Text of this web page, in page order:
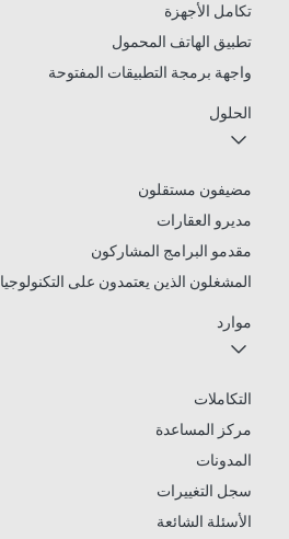
تكامل الأجهزة
تطبيق الهاتف المحمول
واجهة برمجة التطبيقات المفتوحة
الحلول
مضيفون مستقلون
مديرو العقارات
مقدمو البرامج المشاركون
المشغلون الذين يعتمدون على التكنولوجيا
موارد
التكاملات
مركز المساعدة
المدونات
سجل التغييرات
الأسئلة الشائعة